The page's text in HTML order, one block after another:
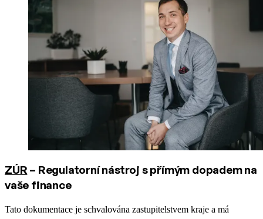
ZÚR – Regulatorní nástroj s přímým dopadem na
vaše finance
Tato dokumentace je schvalována zastupitelstvem kraje a má